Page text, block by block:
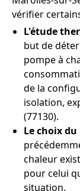
vérifier
L'étude
but de
pompe à
de la
isolation,
(77130).
Le choix du
chaleur
pour celui
situation.